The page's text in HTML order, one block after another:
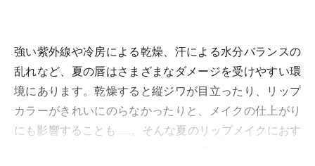
強い紫外線や冷房による乾燥、汗による水分バランスの
乱れなど、夏の唇はさまざまなダメージを受けやすい環
境にあります。乾燥すると縦ジワが目立ったり、リップ
カラーがきれいにのらなかったりと、メイクの仕上がり
にも影響することも……。そんな夏のリップメイクにおす